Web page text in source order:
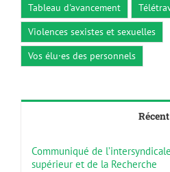
Tableau d'avancement
Violences sexistes et sexuelles
Vos élu·es des personnels
Récent
Communiqué de
supérieur et de la Recherche